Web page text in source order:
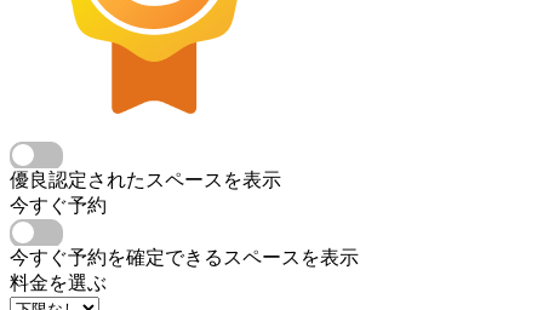
優良認定されたスペースを表示
今すぐ予約
今すぐ予約を確定できるスペースを表示
料金を選ぶ